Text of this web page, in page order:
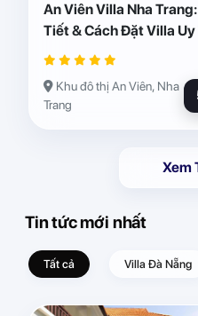
An Viên Villa Nha
Tiết & Cách Đặt Villa Uy
Abogo
Khu đô thị An Viên, Nha
Trang
Xem
Tin tức mới nhất
Tất cả Villa Đà Nẵng